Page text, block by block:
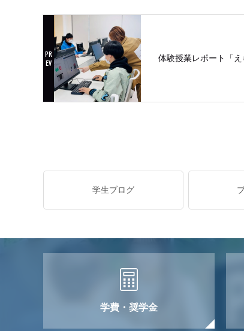
体験授業レポート「え
学生ブログ
学費・奨学金